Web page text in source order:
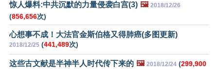
惊人爆料:中共沉默的力量侵袭白宫(3) 🖼️ 2018/12/26
(856,656次)
心想事不成！大法官金斯伯格又得肺癌(多图更新)
2018/12/25 (441,489次)
这些古文献是半神半人时代传下来的 🖼️ 2018/12/24 (299,900